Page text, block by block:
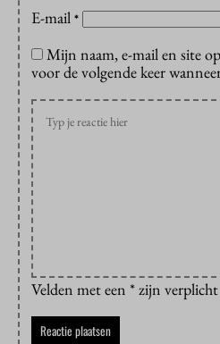
E-mail *
Mijn naam, e-mail en site
voor de volgende keer
Velden met een * zijn verplicht